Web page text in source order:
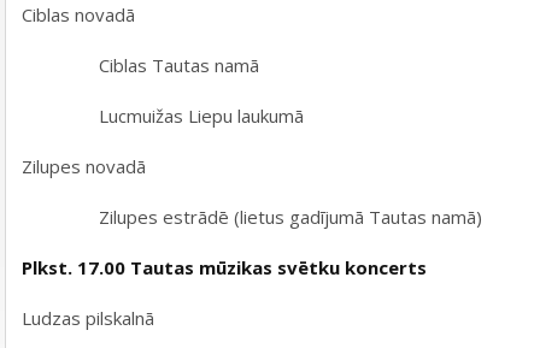
Ciblas novadā
Ciblas Tautas namā
Lucmuižas Liepu laukumā
Zilupes novadā
Zilupes estrādē (lietus gadījumā Tautas namā)
Plkst. 17.00 Tautas mūzikas svētku koncerts
Ludzas pilskalnā